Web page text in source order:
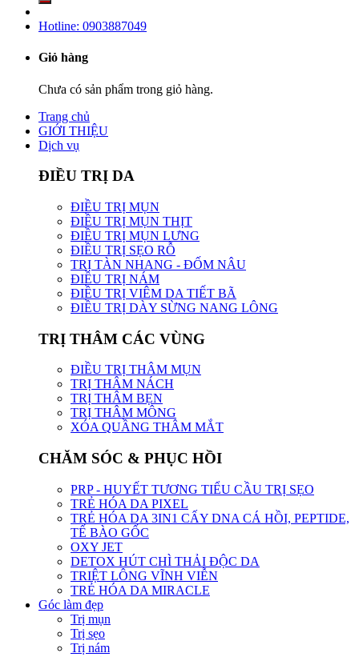
Hotline: 0903887049
Giỏ hàng
Chưa có sản phẩm trong giỏ hàng.
Trang chủ
GIỚI THIỆU
Dịch vụ
ĐIỀU TRỊ DA
ĐIỀU TRỊ MỤN
ĐIỀU TRỊ MỤN THỊT
ĐIỀU TRỊ MỤN LƯNG
ĐIỀU TRỊ SẸO RỖ
TRỊ TÀN NHANG - ĐỐM NÂU
ĐIỀU TRỊ NÁM
ĐIỀU TRỊ VIÊM DA TIẾT BÃ
ĐIỀU TRỊ DÀY SỪNG NANG LÔNG
TRỊ THÂM CÁC VÙNG
ĐIỀU TRỊ THÂM MỤN
TRỊ THÂM NÁCH
TRỊ THÂM BẸN
TRỊ THÂM MÔNG
XÓA QUẦNG THÂM MẮT
CHĂM SÓC & PHỤC HỒI
PRP - HUYẾT TƯƠNG TIỂU CẦU TRỊ SẸO
TRẺ HÓA DA PIXEL
TRẺ HÓA DA 3IN1 CẤY DNA CÁ HỒI, PEPTIDE,
TẾ BÀO GỐC
OXY JET
DETOX HÚT CHÌ THẢI ĐỘC DA
TRIỆT LÔNG VĨNH VIỄN
TRẺ HÓA DA MIRACLE
Góc làm đẹp
Trị mụn
Trị sẹo
Trị nám